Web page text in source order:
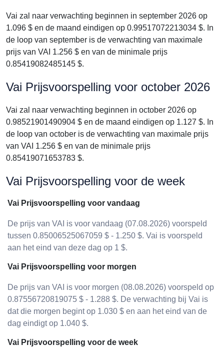
Vai zal naar verwachting beginnen in september 2026 op
1.096 $ en de maand eindigen op 0.99517072213034 $. In
de loop van september is de verwachting van maximale
prijs van VAI 1.256 $ en van de minimale prijs
0.85419082485145 $.
Vai Prijsvoorspelling voor october 2026
Vai zal naar verwachting beginnen in october 2026 op
0.98521901490904 $ en de maand eindigen op 1.127 $. In
de loop van october is de verwachting van maximale prijs
van VAI 1.256 $ en van de minimale prijs
0.85419071653783 $.
Vai Prijsvoorspelling voor de week
Vai Prijsvoorspelling voor vandaag
De prijs van VAI is voor vandaag (07.08.2026) voorspeld
tussen 0.85006525067059 $ - 1.250 $. Vai is voorspeld
aan het eind van deze dag op 1 $.
Vai Prijsvoorspelling voor morgen
De prijs van VAI is voor morgen (08.08.2026) voorspeld op
0.87556720819075 $ - 1.288 $. De verwachting bij Vai is
dat die morgen begint op 1.030 $ en aan het eind van de
dag eindigt op 1.040 $.
Vai Prijsvoorspelling voor de week